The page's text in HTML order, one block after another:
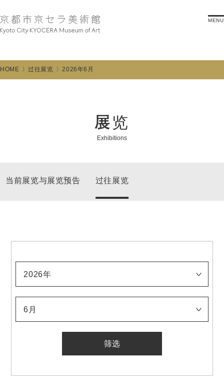
MENU
HOME 过往展览 2026年6月
展览
Exhibitions
当前展览与展览预告 过往展览
2026年
2026年
2025年
2024年
2023年
2022年
2021年
2020年
2019年
2018年
2017年
2016年
2015年
2014年
2013年
2012年
2011年
2010年
2009年
2008年
2007年
2006年
2005年
2004年
2003年
2002年
2001年
2000年
1999年
1998年
1997年
1996年
1995年
1994年
1993年
1992年
1991年
1990年
1989年
1988年
1987年
1986年
1985年
1984年
1983年
1982年
1981年
1980年
1979年
1978年
1977年
1976年
1975年
1974年
1973年
1972年
1971年
1970年
1969年
1968年
1967年
1966年
1965年
1964年
1963年
1962年
1961年
1960年
1959年
1958年
1957年
1956年
1955年
1954年
1953年
1952年
1951年
1950年
1949年
1948年
1947年
1946年
1945年
1944年
1943年
1942年
1941年
1940年
1939年
1938年
1937年
1936年
1935年
1934年
1933年
6月